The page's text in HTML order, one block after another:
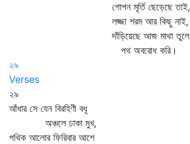
গোপন মূর্তি ছেড়েছে তাই,
লজ্জা শরম আর কিছু নাই,
দাঁড়িয়েছে আজ মাথা তুলে
পথ অবরোধ করি।
২৯
Verses
২৯
আঁধার সে যেন বিরহিণী বধূ
অঞ্চলে ঢাকা মুখ,
পথিক আলোর ফিরিবার আশে